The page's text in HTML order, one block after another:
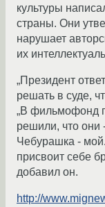
культуры
страны. Они
нарушает
их
„Президент
решать в суде,
„В фильмофонд
решили, что они
Чебурашка -
присвоит себе
добавил он.
http://